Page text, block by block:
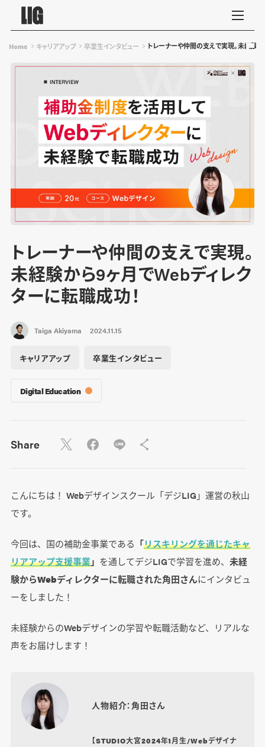
Home キャリアアップ 卒業生インタビュー トレーナーや仲間の支えで実現。未経験
トレーナーや仲間の支えで実現。
未経験から9ヶ月でWebディレク
ターに転職成功！
Taiga Akiyama 2024.11.15
キャリアアップ 卒業生インタビュー
Digital Education
Share
こんにちは！ Webデザインスクール「デジLIG」運営の秋山
です。
今回は、国の補助金事業である 「リスキリングを通じたキャ
リアアップ支援事業」 を通してデジLIGで学習を進め、 未経
験からWebディレクターに転職された角田さんにインタビュ
ーをしました！
未経験からのWebデザインの学習や転職活動など、リアルな
声をお届けします！
人物紹介：角田さん
【STUDIO大宮2024年1月生/Webデザイナ